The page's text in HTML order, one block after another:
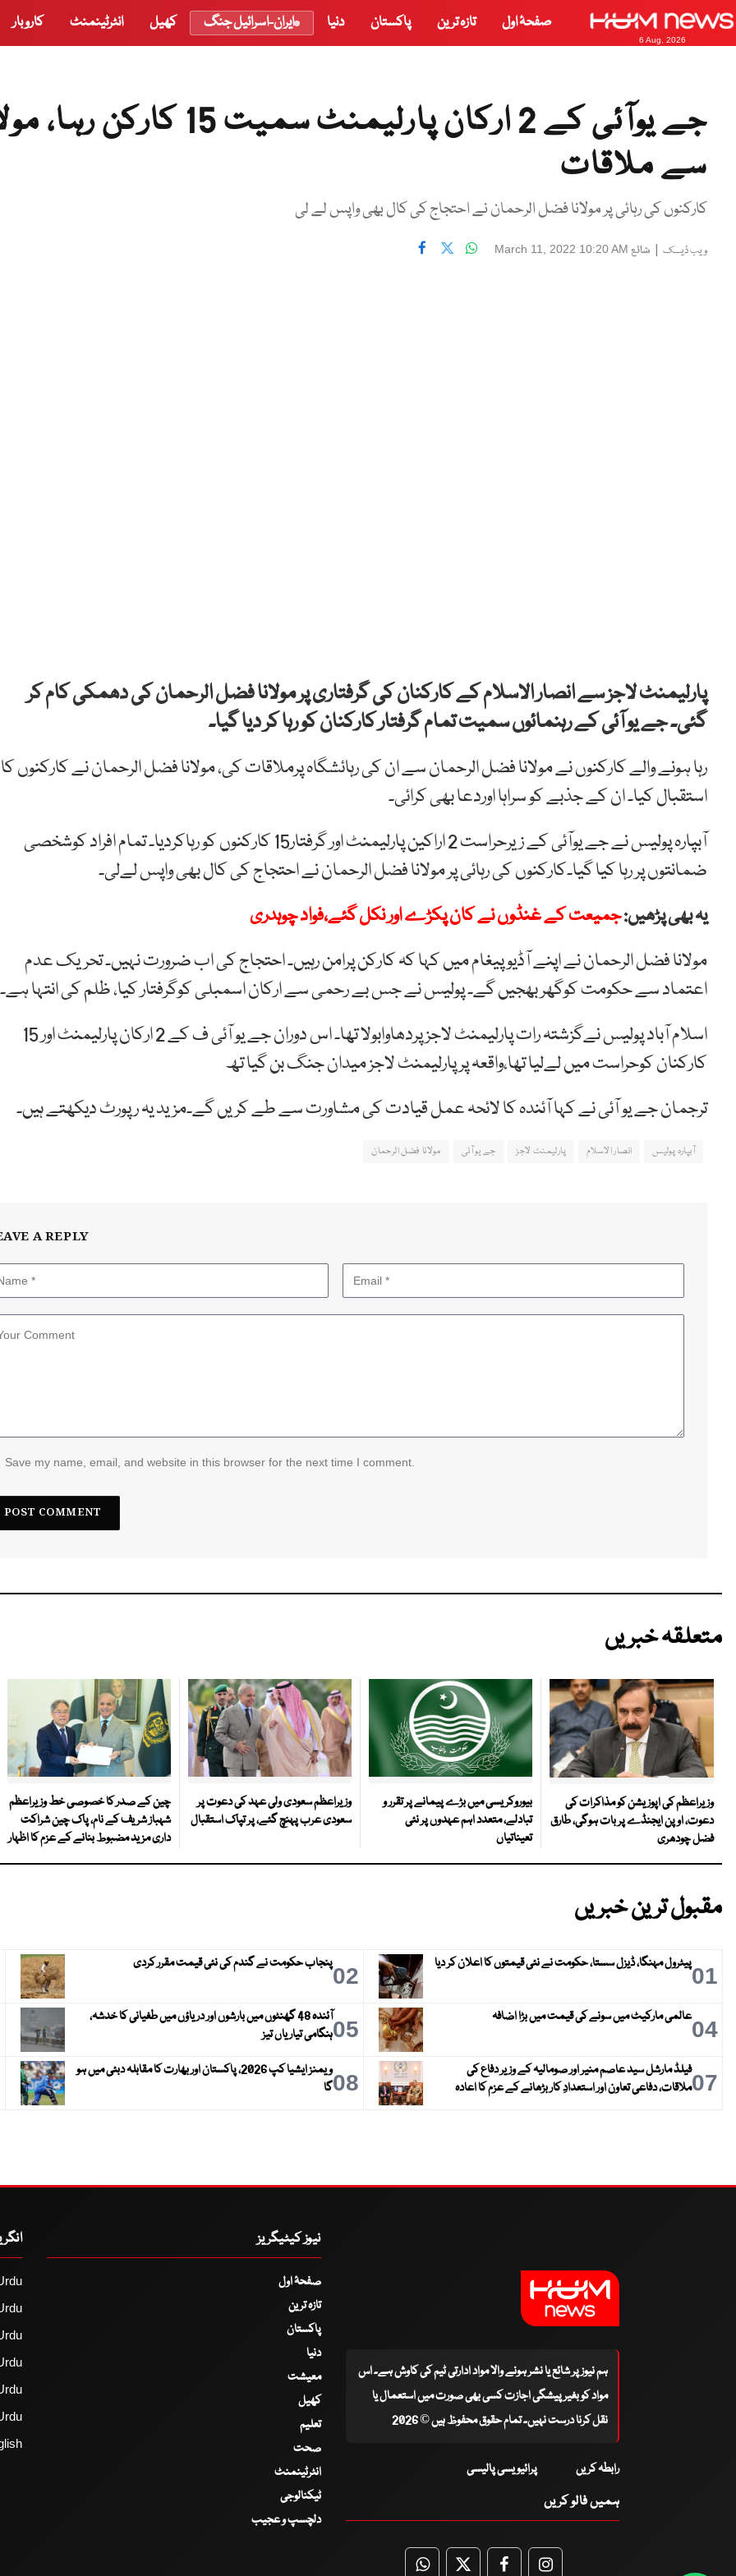
6 Aug, 2026
صفحۂ اول تازہ ترین پاکستان دنیا ایران-اسرائیل جنگ کھیل انٹرٹینمنٹ کاروبار
جے یوآئی کے 2 ارکان پارلیمنٹ سمیت 15 کارکن
سے ملاقات
کارکنوں کی رہائی پر مولانا فضل الرحمان نے احتجاج کی کال بھی واپس لے لی
ویب ڈیسک | شائع March 11, 2022 10:20 AM
پارلیمنٹ لاجز سے انصار الاسلام کے کارکنان کی گرفتاری پر مولانا فضل الرحمان کی دھمکی کام کر
گئی۔ جے یو آئی کے رہنمائوں سمیت تمام گرفتار کارکنان کو رہا کر دیا گیا۔
رہا ہونے والے کارکنوں نے مولانا فضل الرحمان سے ان کی رہائشگاہ پرملاقات کی، مولانا فضل الرحمان نے کارکنوں کا
استقبال کیا۔ ان کے جذبے کو سراہا اوردعا بھی کرائی۔
آبپارہ پولیس نے جے یوآئی کے زیرحراست 2 اراکین پارلیمنٹ اور گرفتار15 کارکنوں کو رہاکردیا۔ تمام افراد کوشخصی
ضمانتوں پر رہا کیا گیا۔کارکنوں کی رہائی پر مولانا فضل الرحمان نے احتجاج کی کال بھی واپس لےلی۔
یہ بھی پڑھیں:جمیعت کے غنڈوں نے کان پکڑے اور نکل گئے،فواد چوہدری
مولانا فضل الرحمان نے اپنے آڈیوپیغام میں کہا کہ کارکن پرامن رہیں۔ احتجاج کی اب ضرورت نہیں۔ تحریک عدم
اعتماد سے حکومت کوگھر بھجیں گے۔ پولیس نے جس بے رحمی سے ارکان اسمبلی کوگرفتار کیا، ظلم کی انتہا ہے۔
اسلام آباد پولیس نےگزشتہ رات پارلیمنٹ لاجز پردھاوابولا تھا۔ اس دوران جے یو آئی ف کے 2 ارکان پارلیمنٹ اور 15
کارکنان کوحراست میں لےلیا تھا،واقعہ پر پارلیمنٹ لاجز میدان جنگ بن گیا تھ
ترجمان جے یو آئی نے کہا آئندہ کا لائحہ عمل قیادت کی مشاورت سے طے کریں گے۔مزید یہ رپورٹ دیکھتے ہیں۔
آبپارہ پولیس انصار الاسلام پارلیمنٹ لاجز جے یو آئی مولانا فضل الرحمان
A REPLY
Save my name, email, and website in this browser for the next time I comment.
متعلقہ خبریں
وزیراعظم کی اپوزیشن کو مذاکرات کی
دعوت، اوپن ایجنڈے پر بات ہوگی، طارق
فضل چودھری
بیوروکریسی میں بڑے پیمانے پر تقرر و
تبادلے، متعدد اہم عہدوں پر نئی
تعیناتیاں
وزیراعظم سعودی ولی عہد کی دعوت پر
سعودی عرب پہنچ گئے، پر تپاک استقبال
چین کے صدر کا خصوصی خط وزیراعظم
شہباز شریف کے نام، پاک چین شراکت
داری مزید مضبوط بنانے کے عزم کا اظہار
مقبول ترین خبریں
01پیٹرول مہنگا، ڈیزل سستا، حکومت نے نئی قیمتوں کا اعلان کر دیا 02پنجاب حکومت نے گندم کی نئی قیمت مقرر کردی
04عالمی مارکیٹ میں سونے کی قیمت میں بڑا اضافہ 05
آئندہ 48 گھنٹوں میں بارشوں اور دریاؤں میں طغیانی کا خدشہ،
ہنگامی تیاریاں تیز
07فیلڈ مارشل سید عاصم منیر اور صومالیہ کے وزیر دفاع کی
ملاقات، دفاعی تعاون اور استعدادِ کار بڑھانے کے عزم کا اعادہ
08
ویمنز ایشیا کپ 2026، پاکستان اور بھارت کا مقابلہ دبئی میں ہو
گا
ہم نیوز پر شائع یا نشر ہونے والا مواد ادارتی ٹیم کی کاوش ہے۔ اس
مواد کو بغیر پیشگی اجازت کسی بھی صورت میں استعمال یا
نقل کرنا درست نہیں۔ تمام حقوق محفوظ ہیں © 2026
رابطہ کریں پرائیویسی پالیسی
ہمیں فالو کریں
نیوز کیٹیگریز
صفحۂ اول
تازہ ترین
پاکستان
دنیا
معیشت
کھیل
تعلیم
صحت
انٹرٹینمنٹ
ٹیکنالوجی
دلچسپ و عجیب